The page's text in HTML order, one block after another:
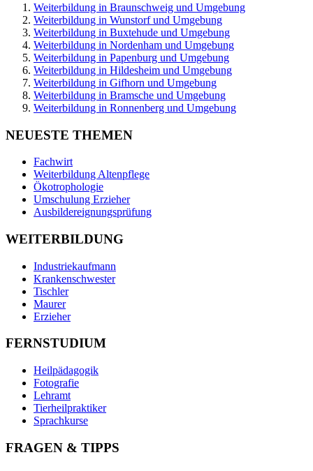
Weiterbildung in Braunschweig und Umgebung
Weiterbildung in Wunstorf und Umgebung
Weiterbildung in Buxtehude und Umgebung
Weiterbildung in Nordenham und Umgebung
Weiterbildung in Papenburg und Umgebung
Weiterbildung in Hildesheim und Umgebung
Weiterbildung in Gifhorn und Umgebung
Weiterbildung in Bramsche und Umgebung
Weiterbildung in Ronnenberg und Umgebung
NEUESTE THEMEN
Fachwirt
Weiterbildung Altenpflege
Ökotrophologie
Umschulung Erzieher
Ausbildereignungsprüfung
WEITERBILDUNG
Industriekaufmann
Krankenschwester
Tischler
Maurer
Erzieher
FERNSTUDIUM
Heilpädagogik
Fotografie
Lehramt
Tierheilpraktiker
Sprachkurse
FRAGEN & TIPPS